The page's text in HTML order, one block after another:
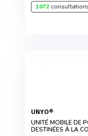
1072
UNYO®
UNITÉ MOBILE DE
DESTINÉES À LA